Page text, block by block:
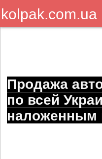
kolpak.com.ua
Продажа
по всей
наложенным